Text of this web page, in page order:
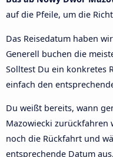
auf die Pfeile, um die
Das Reisedatum haben
Generell buchen die
Solltest Du ein konkretes
einfach den
Du weißt bereits, wann
Mazowiecki zurückfahren
noch die Rückfahrt und
entsprechende Datum